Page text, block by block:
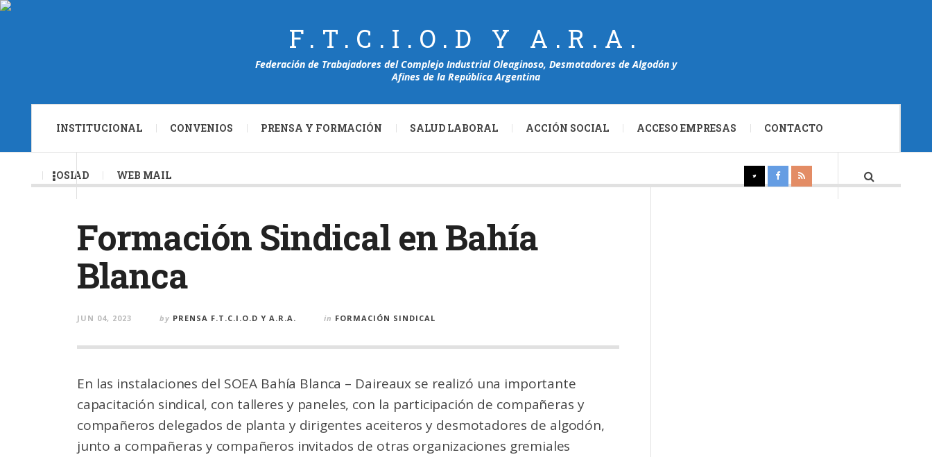
F.T.C.I.O.D Y A.R.A.
Federación de Trabajadores del Complejo Industrial Oleaginoso, Desmotadores de Algodón y
Afines de la República Argentina
INSTITUCIONAL CONVENIOS PRENSA Y FORMACIÓN SALUD LABORAL ACCIÓN SOCIAL ACCESO EMPRESAS CONTACTO
OSIAD WEB MAIL
Formación Sindical en Bahía
Blanca
JUN 04, 2023 by PRENSA F.T.C.I.O.D Y A.R.A. in FORMACIÓN SINDICAL
En las instalaciones del SOEA Bahía Blanca – Daireaux se realizó una importante
capacitación sindical, con talleres y paneles, con la participación de compañeras y
compañeros delegados de planta y dirigentes aceiteros y desmotadores de algodón,
junto a compañeras y compañeros invitados de otras organizaciones gremiales